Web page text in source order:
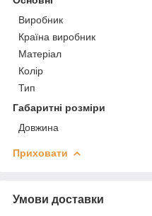
Виробник
Країна виробник
Матеріал
Колір
Тип
Габаритні розміри
Довжина
Приховати
Умови доставки